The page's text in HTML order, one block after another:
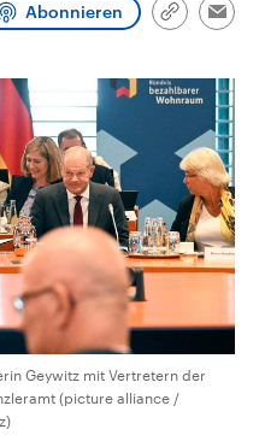
Abonnieren
Link
Geywitz mit Vertretern der
(picture alliance /